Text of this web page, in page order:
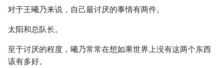
对于王曦乃来说，自己最讨厌的事情有两件。
太阳和总队长。
至于讨厌的程度，曦乃常常在想如果世界上没有这两个东西
该有多好。